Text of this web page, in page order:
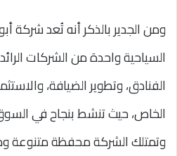
ومن الجدير بالذكر أنه تُعد شركة
السياحية واحدة من الشركات
الفنادق، وتطوير الضيافة،
وتمتلك الشركة محفظة متنوعة